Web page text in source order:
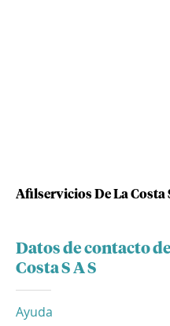
Afilservicios De La Costa
Datos de contacto
Costa S A S
Ayuda